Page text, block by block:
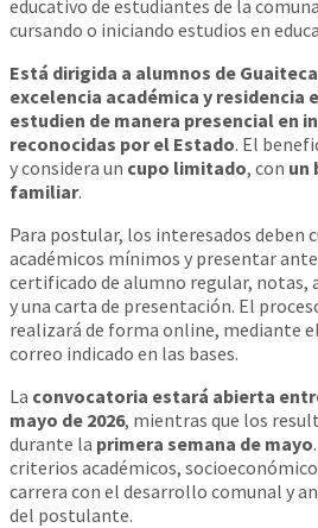
educativo de estudiantes de la
cursando o iniciando estudios en
Está dirigida a alumnos de
excelencia académica y residencia
estudien de manera presencial en
reconocidas por el Estado. El
y considera un cupo limitado, con un
familiar.
Para postular, los interesados deben
académicos mínimos y presentar
certificado de alumno regular, notas,
y una carta de presentación. El
realizará de forma online, mediante
correo indicado en las bases.
La convocatoria estará abierta
mayo de 2026, mientras que los
durante la primera semana de mayo
criterios académicos,
carrera con el desarrollo comunal y
del postulante.